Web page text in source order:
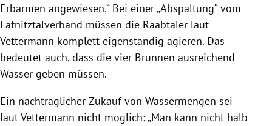
Erbarmen angewiesen.“ Bei einer „Abspaltung“ vom
Lafnitztalverband müssen die Raabtaler laut
Vettermann komplett eigenständig agieren. Das
bedeutet auch, dass die vier Brunnen ausreichend
Wasser geben müssen.
Ein nachträglicher Zukauf von Wassermengen sei
laut Vettermann nicht möglich: „Man kann nicht halb